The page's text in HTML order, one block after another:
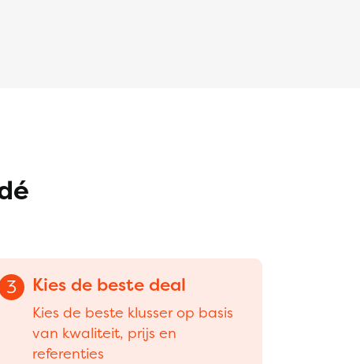
3 Kies de beste deal
Kies de beste klusser op basis
van kwaliteit, prijs en
referenties